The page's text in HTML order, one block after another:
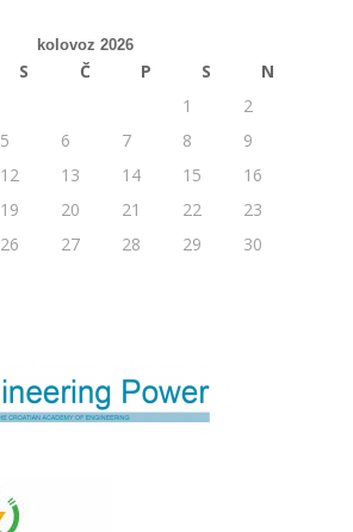
kolovoz 2026
S Č P S
N
1
2
5 6 7 8
9
12 13 14 15
16
19 20 21 22
23
26 27 28 29
30